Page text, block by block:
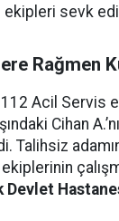
ekipleri sevk
Rağmen
Acil Servis
Cihan
Talihsiz
Devlet